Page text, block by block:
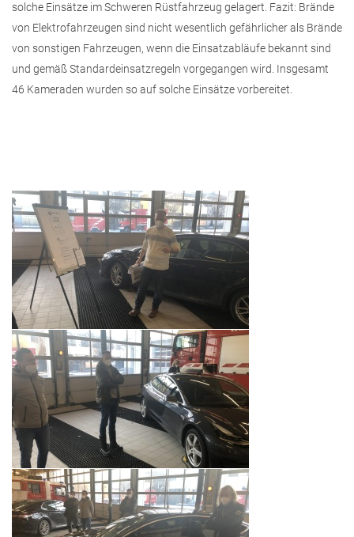
solche Einsätze im Schweren Rüstfahrzeug gelagert. Fazit: Brände
von Elektrofahrzeugen sind nicht wesentlich gefährlicher als Brände
von sonstigen Fahrzeugen, wenn die Einsatzabläufe bekannt sind
und gemäß Standardeinsatzregeln vorgegangen wird. Insgesamt
46 Kameraden wurden so auf solche Einsätze vorbereitet.